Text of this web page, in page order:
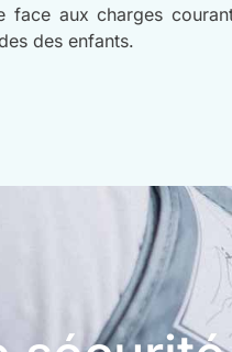
face aux charges
des enfants.